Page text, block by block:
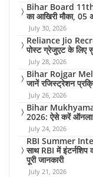
Bihar Board 11th
का आखिरी मौका,
July 30, 2026
Reliance Jio
पोस्ट ग्रेजुएट के लिए
July 28, 2026
Bihar Rojgar Mela
जानें रजिस्ट्रेशन
July 26, 2026
Bihar
2026: ऐसे करें
July 24, 2026
RBI Summer
साथ RBI में इंटर्नशिप
पूरी जानकारी
July 21, 2026